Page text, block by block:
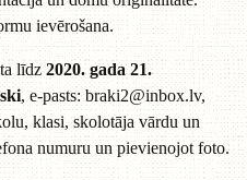
ievērošana.
līdz2020. gada 21.
, e-pasts:braki2@inbox.lv,
klasi, skolotāja vārdu un
numuru un pievienojot foto.